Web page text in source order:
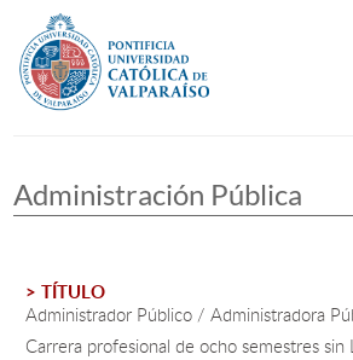
Investigación, Creación e Innovación
Vinculación con el Medio
Administración Pública
> TÍTULO
Administrador Público / Administradora
Carrera profesional de ocho semestres sin